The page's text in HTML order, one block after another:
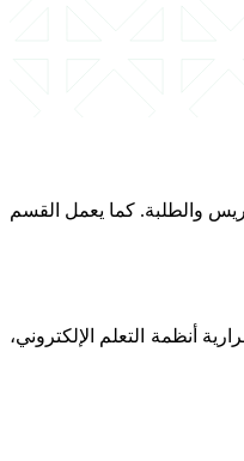
والطلبة. كما يعمل القسم
أنظمة التعلم الإلكتروني،